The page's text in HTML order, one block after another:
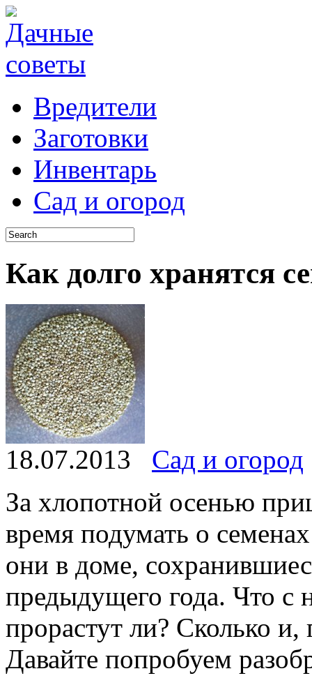
Вредители
Заготовки
Инвентарь
Сад и огород
Как долго хранятся
18.07.2013
Сад и огород
За хлопотной осенью
время подумать о
они в доме,
предыдущего года. Что с
прорастут ли? Сколько и,
Давайте попробуем